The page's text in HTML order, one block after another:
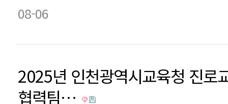
08-06
2025년 인천광역시교육청 진로
협력팀…